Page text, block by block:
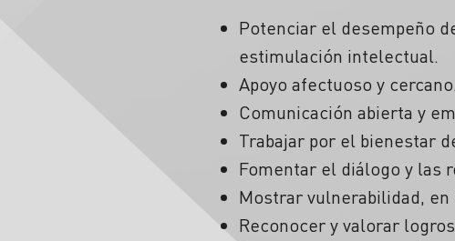
Potenciar el desempeño
estimulación intelectual.
Apoyo afectuoso y cercano.
Comunicación abierta y
Trabajar por el bienestar
Fomentar el diálogo y las
Mostrar vulnerabilidad,
Reconocer y valorar